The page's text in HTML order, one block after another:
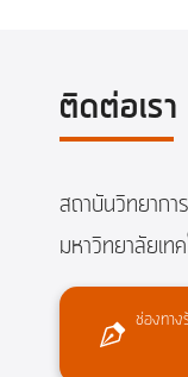
ติดต่อเรา
สถาบันวิทยาก
มหาวิทยาลัยเท
ช่องทาง